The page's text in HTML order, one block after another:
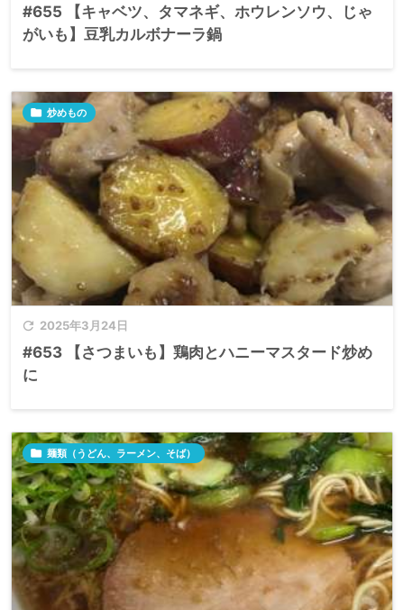
#655 【キャベツ、タマネギ、ホウレンソウ、じゃ
がいも】豆乳カルボナーラ鍋
 2025年3月24日
 炒めもの
#653 【さつまいも】鶏肉とハニーマスタード炒め
に
 麺類（うどん、ラーメン、そば）